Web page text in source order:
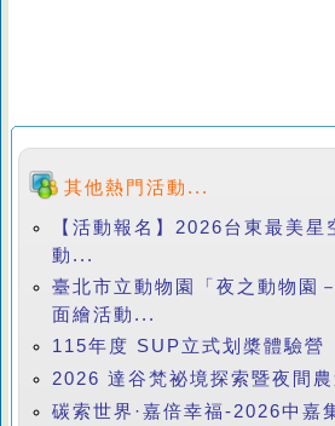
其他熱門活動...
【活動報名】2026台東最美星
動...
臺北市立動物園「夜之動物園
面繪活動...
115年度 SUP立式划槳體驗營
2026 達谷梵祕境探索暨夜間
碳索世界·嘉倍幸福-2026中嘉